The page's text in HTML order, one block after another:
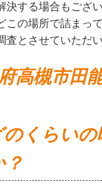
決する場合もござ
この場所で詰まっ
査とさせていただ
高槻市田
のくらいの
？